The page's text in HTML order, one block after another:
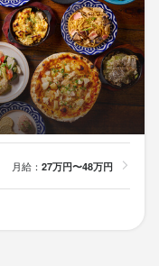
月給： 27万円〜48万円